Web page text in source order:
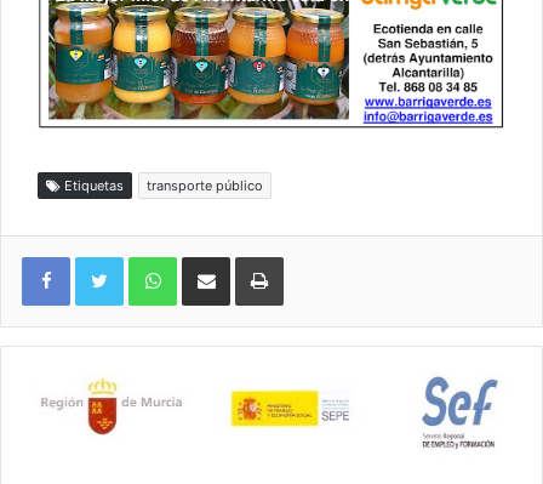
Etiquetas transporte público
WhatsAppCompartir por correo electrónicoImprimir